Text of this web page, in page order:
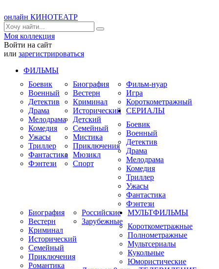
онлайн КИНОТЕАТР
Моя коллекция
Войти на сайт
или зарегистрироваться
ФИЛЬМЫ
Боевик
Военный
Детектив
Драма
Мелодрама
Комедия
Ужасы
Триллер
Фантастика
Фэнтези
Биография
Вестерн
Криминал
Исторический
Детский
Семейный
Мистика
Приключения
Мюзикл
Спорт
Фильм-нуар
Игра
Короткометражный
СЕРИАЛЫ
Боевик
Военный
Детектив
Драма
Мелодрама
Комедия
Триллер
Ужасы
Фантастика
Фэнтези
Биография
Вестерн
Криминал
Исторический
Семейный
Приключения
Романтика
Российские
Зарубежные
МУЛЬТФИЛЬМЫ
Короткометражные
Полнометражные
Мультсериалы
Кукольные
Юмористические